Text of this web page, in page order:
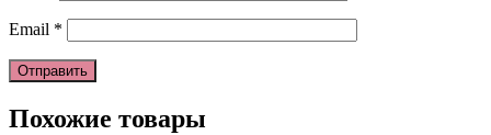
Email *
Похожие товары